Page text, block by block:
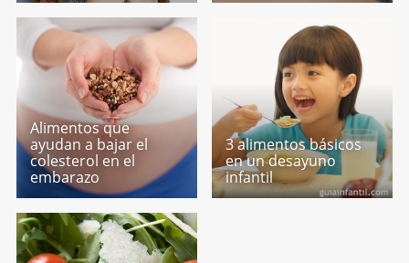
Alimentos que
ayudan a bajar el
colesterol en el
embarazo
3 alimentos básicos
en un desayuno
infantil